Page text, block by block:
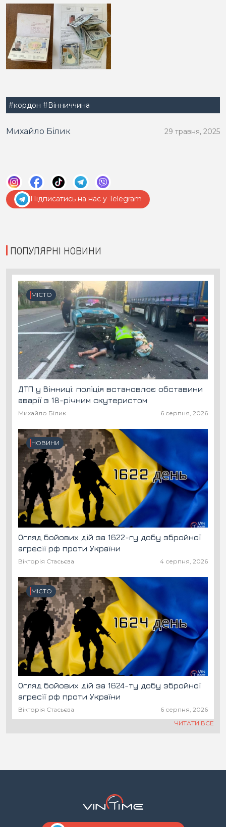
#кордон #Вінниччина
Михайло Білик 29 травня, 2025
Підписатись на нас у Telegram
ПОПУЛЯРНІ НОВИНИ
МІСТО
ДТП у Вінниці: поліція встановлює обставини
аварії з 18-річним скутеристом
Михайло Білик 6 серпня, 2026
НОВИНИ
Огляд бойових дій за 1622-гу добу збройної
агресії рф проти України
Вікторія Стасьєва 4 серпня, 2026
МІСТО
Огляд бойових дій за 1624-ту добу збройної
агресії рф проти України
Вікторія Стасьєва
6 серпня, 2026
ЧИТАТИ ВСЕ